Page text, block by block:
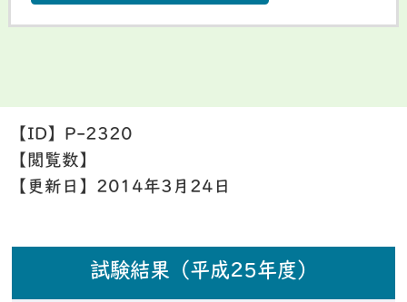
【ID】 P-2320
【閲覧数】
【更新日】 2014年3月24日
試験結果（平成25年度）